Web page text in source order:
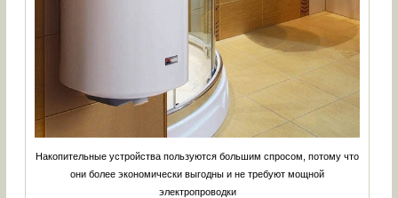
Накопительные устройства пользуются большим спросом, потому что
они более экономически выгодны и не требуют мощной
электропроводки